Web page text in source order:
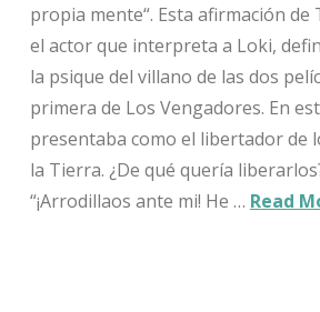
propia mente“. Esta afirmación de
el actor que interpreta a Loki,
la psique del villano de las dos
primera de Los Vengadores. En
presentaba como el libertador de
la Tierra. ¿De qué quería
“¡Arrodillaos ante mi! He … Read